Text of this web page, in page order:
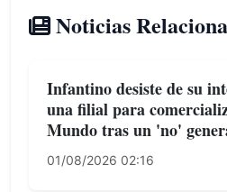
Noticias
Infantino desiste de su
una filial para
Mundo tras un 'no'
01/08/2026 02:16